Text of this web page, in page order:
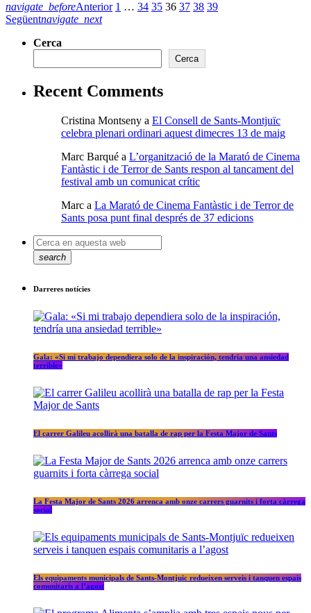
navigate_beforeAnterior 1 … 34 35 36 37 38 39
Següentnavigate_next
Cerca
Cerca
Recent Comments
Cristina Montseny a El Consell de Sants-Montjuïc
celebra plenari ordinari aquest dimecres 13 de maig
Marc Barqué a L’organització de la Marató de Cinema
Fantàstic i de Terror de Sants respon al tancament del
festival amb un comunicat crític
Marc a La Marató de Cinema Fantàstic i de Terror de
Sants posa punt final després de 37 edicions
search
Darreres notícies
Gala: «Si mi trabajo dependiera solo de la inspiración, tendría una ansiedad
terrible»
El carrer Galileu acollirà una batalla de rap per la Festa Major de Sants
La Festa Major de Sants 2026 arrenca amb onze carrers guarnits i forta càrrega
social
Els equipaments municipals de Sants-Montjuïc redueixen serveis i tanquen espais
comunitaris a l’agost